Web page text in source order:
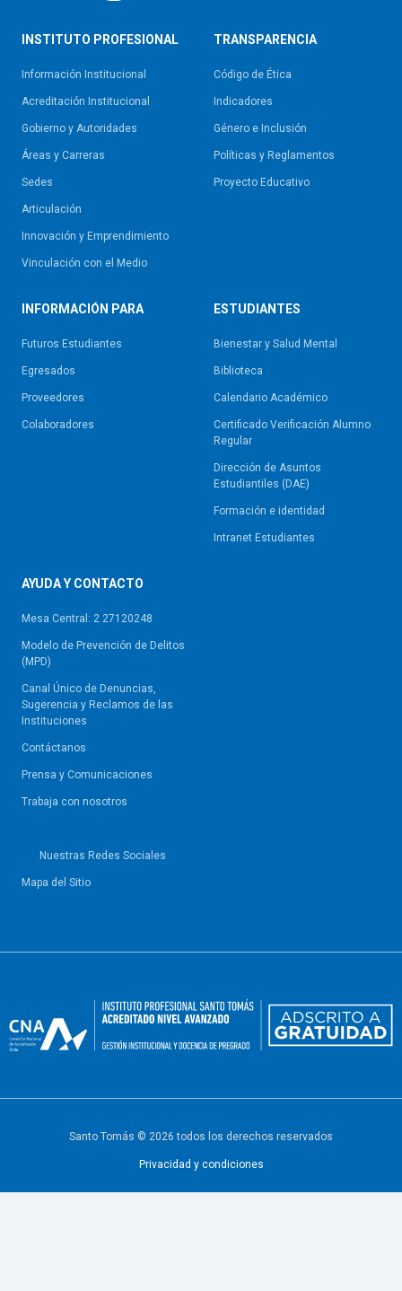
INSTITUTO PROFESIONAL
Información Institucional
Acreditación Institucional
Gobierno y Autoridades​
Áreas y Carreras
Sedes
Articulación
Innovación y Emprendimiento
Vinculación con el Medio
TRANSPARENCIA
Código de Ética
Indicadores
Género e Inclusión
Políticas y Reglamentos​
Proyecto Educativo
INFORMACIÓN PARA
Futuros Estudiantes
Egresados
Proveedores
Colaboradores
ESTUDIANTES
Bienestar y Salud Mental
Biblioteca
Calendario Académico
Certificado Verificación Alumno
Regular
Dirección de Asuntos
Estudiantiles (DAE)
Formación e identidad
Intranet Estudiantes
AYUDA Y CONTACTO
Mesa Central: 2 27120248
Modelo de Prevención de Delitos
(MPD)
Canal Único de Denuncias,
Sugerencia y Reclamos de las
Instituciones
Contáctanos
Prensa y Comunicaciones
Trabaja con nosotros
Nuestras Redes Sociales
Mapa del Sitio
Santo Tomás © 2026 todos los derechos reservados
Privacidad y condiciones